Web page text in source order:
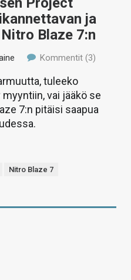
ja
Blaze 7:n
Kommentit (3)
tuleeko
vai jääkö se
7:n pitäisi saapua
Nitro Blaze 7